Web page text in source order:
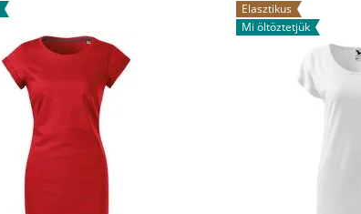
Elasztikus
Mi öltöztetjük